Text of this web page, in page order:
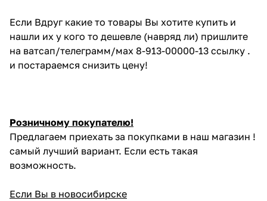
Если Вдруг какие то товары Вы хотите купить и
нашли их у кого то дешевле (навряд ли) пришлите
на ватсап/телеграмм/мах 8-913-00000-13 ссылку .
и постараемся снизить цену!
Розничному покупателю!
Предлагаем приехать за покупками в наш магазин !
самый лучший вариант. Если есть такая
возможность.
Если Вы в новосибирске